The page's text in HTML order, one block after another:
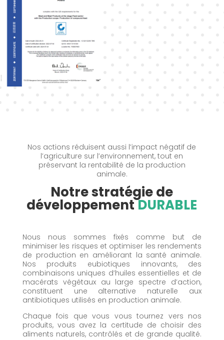
Nos actions réduisent aussi l’impact négatif de
l’agriculture sur l’environnement, tout en
préservant la rentabilité de la production
animale.
Notre stratégie de
développementDURABLE
Nous nous sommes fixés comme but de
minimiser les risques et optimiser les rendements
de production en améliorant la santé animale.
Nos produits eubiotiques innovants, des
combinaisons uniques d’huiles essentielles et de
macérats végétaux au large spectre d’action,
constituent une alternative naturelle aux
antibiotiques utilisés en production animale.
Chaque fois que vous vous tournez vers nos
produits, vous avez la certitude de choisir des
aliments naturels, contrôlés et de grande qualité.